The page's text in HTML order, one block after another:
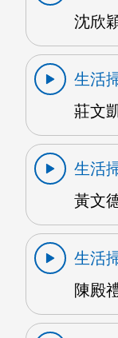
沈欣
生活
莊文
生活
黃文
生活
陳殿